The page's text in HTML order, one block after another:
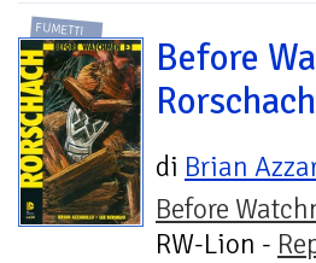
FUMETTI
Before
di Brian
Before
RW-Lion -